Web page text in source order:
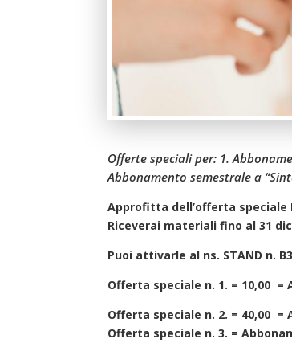
Offerte speciali per: 1.
Abbonamento semestrale a
Approfitta dell’offerta speciale
Riceverai materiali fino al 31
Puoi attivarle al ns. STAND n.
Offerta speciale n. 1. = 10,00 
Offerta speciale n. 2. = 40,00 
Offerta speciale n. 3. =